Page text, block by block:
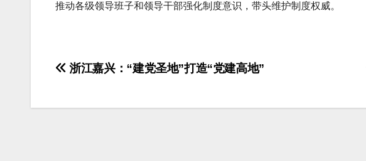
推动各级领导班子和领导干部强化制度意识，带头维护制度权威。
文浙江嘉兴：“建党圣地”打造“党建高地”